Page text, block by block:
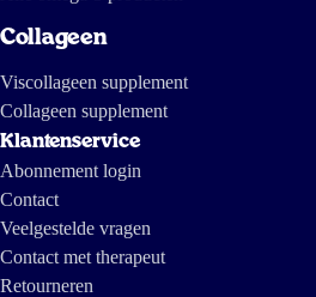
Collageen
Viscollageen supplement
Collageen supplement
Klantenservice
Abonnement login
Contact
Veelgestelde vragen
Contact met therapeut
Retourneren